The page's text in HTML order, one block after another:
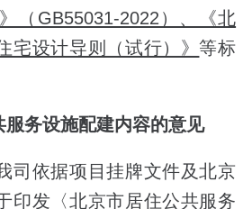
（GB55031-2022）、《北
宅设计导则（试行）》等标
务设施配建内容的意见
司依据项目挂牌文件及北京
印发〈北京市居住公共服务